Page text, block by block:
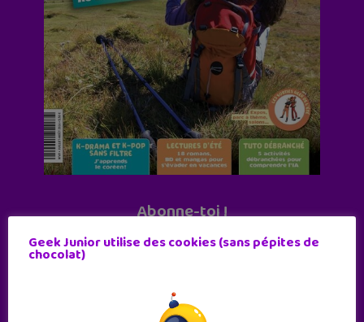
Abonne-toi !
11 numéros par an
Geek Junior utilise des cookies (sans pépites de
chocolat)